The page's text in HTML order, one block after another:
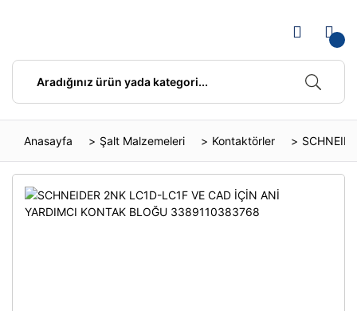
Anasayfa Şalt Malzemeleri Kontaktörler